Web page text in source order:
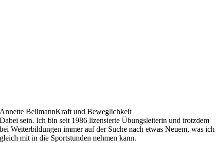
Annette BellmannKraft und Beweglichkeit
Dabei sein. Ich bin seit 1986 lizensierte Übungsleiterin und trotzdem
bei Weiterbildungen immer auf der Suche nach etwas Neuem, was ich
gleich mit in die Sportstunden nehmen kann.